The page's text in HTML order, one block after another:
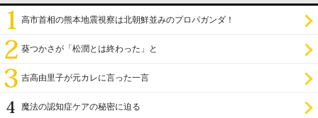
高市首相の熊本地震視察は北朝鮮並みのプロパガンダ！
葵つかさが「松潤とは終わった」と
吉高由里子が元カレに言った一言
魔法の認知症ケアの秘密に迫る